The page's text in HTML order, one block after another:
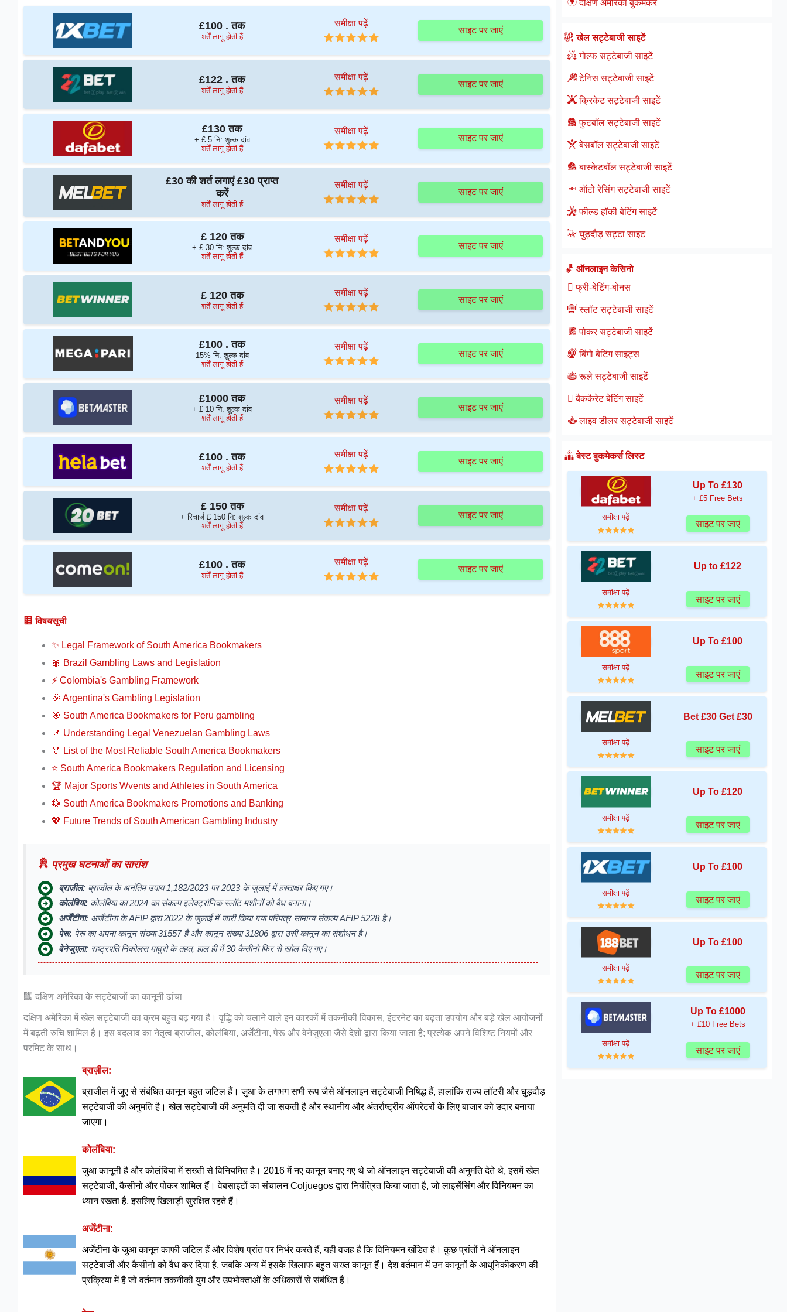
£100 . तक
शर्तें लागू होती हैं
समीक्षा पढ़ें
साइट पर जाएं
£122 . तक
शर्तें लागू होती हैं
समीक्षा पढ़ें
साइट पर जाएं
£130 तक
+ £ 5 नि: शुल्क दांव
शर्तें लागू होती हैं
समीक्षा पढ़ें
साइट पर जाएं
£30 की शर्त लगाएं £30 प्राप्त
करें
शर्तें लागू होती हैं
समीक्षा पढ़ें
साइट पर जाएं
£ 120 तक
+ £ 30 नि: शुल्क दांव
शर्तें लागू होती हैं
समीक्षा पढ़ें
साइट पर जाएं
£ 120 तक
शर्तें लागू होती हैं
समीक्षा पढ़ें
साइट पर जाएं
£100 . तक
15% नि: शुल्क दांव
शर्तें लागू होती हैं
समीक्षा पढ़ें
साइट पर जाएं
£1000 तक
+ £ 10 नि: शुल्क दांव
शर्तें लागू होती हैं
समीक्षा पढ़ें
साइट पर जाएं
£100 . तक
शर्तें लागू होती हैं
समीक्षा पढ़ें
साइट पर जाएं
£ 150 तक
+ रिचार्ज £ 150 नि: शुल्क दांव
शर्तें लागू होती हैं
समीक्षा पढ़ें
साइट पर जाएं
£100 . तक
शर्तें लागू होती हैं
समीक्षा पढ़ें
साइट पर जाएं
विषयसूची
✨ Legal Framework of South America Bookmakers
🎀 Brazil Gambling Laws and Legislation
⚡️ Colombia's Gambling Framework
🎉 Argentina's Gambling Legislation
🎯 South America Bookmakers for Peru gambling
📌 Understanding Legal Venezuelan Gambling Laws
🏅 List of the Most Reliable South America Bookmakers
⭐ South America Bookmakers Regulation and Licensing
🏆 Major Sports Wvents and Athletes in South America
💱 South America Bookmakers Promotions and Banking
💖 Future Trends of South American Gambling Industry
प्रमुख घटनाओं का सारांश
ब्राज़ील: ब्राजील के अनंतिम उपाय 1,182/2023 पर 2023 के जुलाई में हस्ताक्षर किए गए।
कोलंबिया: कोलंबिया का 2024 का संकल्प इलेक्ट्रॉनिक स्लॉट मशीनों को वैध बनाना।
अर्जेंटीना: अर्जेंटीना के AFIP द्वारा 2022 के जुलाई में जारी किया गया परिपत्र सामान्य संकल्प AFIP 5228 है।
पेरू: पेरू का अपना कानून संख्या 31557 है और कानून संख्या 31806 द्वारा उसी कानून का संशोधन है।
वेनेजुएला: राष्ट्रपति निकोलस मादुरो के तहत, हाल ही में 30 कैसीनो फिर से खोल दिए गए।
दक्षिण अमेरिका के सट्टेबाजों का कानूनी ढांचा
दक्षिण अमेरिका में खेल सट्टेबाजी का क्रम बहुत बढ़ गया है। वृद्धि को चलाने वाले इन कारकों में तकनीकी विकास, इंटरनेट का बढ़ता उपयोग और बड़े खेल आयोजनों
में बढ़ती रुचि शामिल है। इस बदलाव का नेतृत्व ब्राजील, कोलंबिया, अर्जेंटीना, पेरू और वेनेजुएला जैसे देशों द्वारा किया जाता है; प्रत्येक अपने विशिष्ट नियमों और
परमिट के साथ।
ब्राज़ील:
ब्राजील में जुए से संबंधित कानून बहुत जटिल हैं। जुआ के लगभग सभी रूप जैसे ऑनलाइन सट्टेबाजी निषिद्ध हैं, हालांकि राज्य लॉटरी और घुड़दौड़
सट्टेबाजी की अनुमति है। खेल सट्टेबाजी की अनुमति दी जा सकती है और स्थानीय और अंतर्राष्ट्रीय ऑपरेटरों के लिए बाजार को उदार बनाया
जाएगा।
कोलंबिया:
जुआ कानूनी है और कोलंबिया में सख्ती से विनियमित है। 2016 में नए कानून बनाए गए थे जो ऑनलाइन सट्टेबाजी की अनुमति देते थे, इसमें खेल
सट्टेबाजी, कैसीनो और पोकर शामिल हैं। वेबसाइटों का संचालन Coljuegos द्वारा नियंत्रित किया जाता है, जो लाइसेंसिंग और विनियमन का
ध्यान रखता है, इसलिए खिलाड़ी सुरक्षित रहते हैं।
अर्जेंटीना:
अर्जेंटीना के जुआ कानून काफी जटिल हैं और विशेष प्रांत पर निर्भर करते हैं, यही वजह है कि विनियमन खंडित है। कुछ प्रांतों ने ऑनलाइन
सट्टेबाजी और कैसीनो को वैध कर दिया है, जबकि अन्य में इसके खिलाफ बहुत सख्त कानून हैं। देश वर्तमान में उन कानूनों के आधुनिकीकरण की
प्रक्रिया में है जो वर्तमान तकनीकी युग और उपभोक्ताओं के अधिकारों से संबंधित हैं।
दक्षिण अमेरिका बुकमेकर
खेल सट्टेबाजी साइटें
गोल्फ सट्टेबाजी साइटें
टेनिस सट्टेबाजी साइटें
क्रिकेट सट्टेबाजी साइटें
फुटबॉल सट्टेबाजी साइटें
बेसबॉल सट्टेबाजी साइटें
बास्केटबॉल सट्टेबाजी साइटें
ऑटो रेसिंग सट्टेबाजी साइटें
फील्ड हॉकी बेटिंग साइटें
घुड़दौड़ सट्टा साइट
ऑनलाइन केसिनो
फ्री-बेटिंग-बोनस
स्लॉट सट्टेबाजी साइटें
पोकर सट्टेबाजी साइटें
बिंगो बेटिंग साइट्स
रूले सट्टेबाजी साइटें
बैककैरेट बेटिंग साइटें
लाइव डीलर सट्टेबाजी साइटें
बेस्ट बुकमेकर्स लिस्ट
Up To £130
+ £5 Free Bets
समीक्षा पढ़ें
साइट पर जाएं
Up to £122
समीक्षा पढ़ें
साइट पर जाएं
Up To £100
समीक्षा पढ़ें
साइट पर जाएं
Bet £30 Get £30
समीक्षा पढ़ें
साइट पर जाएं
Up To £120
समीक्षा पढ़ें
साइट पर जाएं
Up To £100
समीक्षा पढ़ें
साइट पर जाएं
Up To £100
समीक्षा पढ़ें
साइट पर जाएं
Up To £1000
+ £10 Free Bets
समीक्षा पढ़ें
साइट पर जाएं